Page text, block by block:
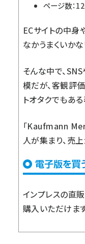
ページ数：
ECサイトの中身
なかうまくいか
そんな中で、
模だが、客観評
トオタクでもあ
「Kaufmann
人が集まり、売
インプレスの直
購入いただけます